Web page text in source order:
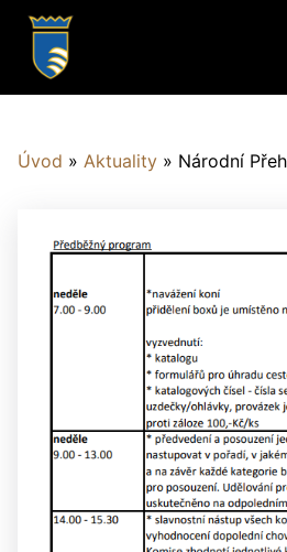
Úvod » Aktuality » Národní